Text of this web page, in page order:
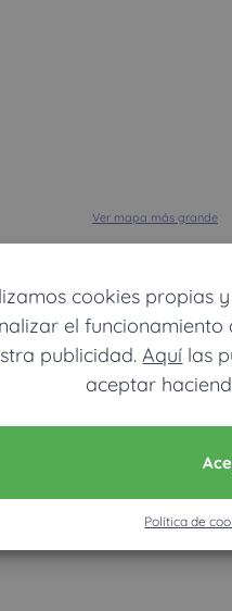
cookies propias
el
publicidad.Aquí las
aceptar
Política de
Ver mapa más grande